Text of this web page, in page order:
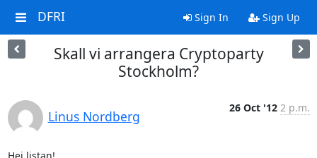
DFRI Sign In Sign Up
Skall vi arrangera Cryptoparty
Stockholm?
Linus Nordberg
26 Oct '12 2 p.m.